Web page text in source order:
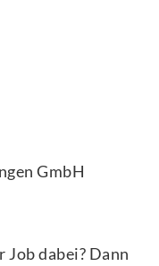
GmbH
Job dabei? Dann